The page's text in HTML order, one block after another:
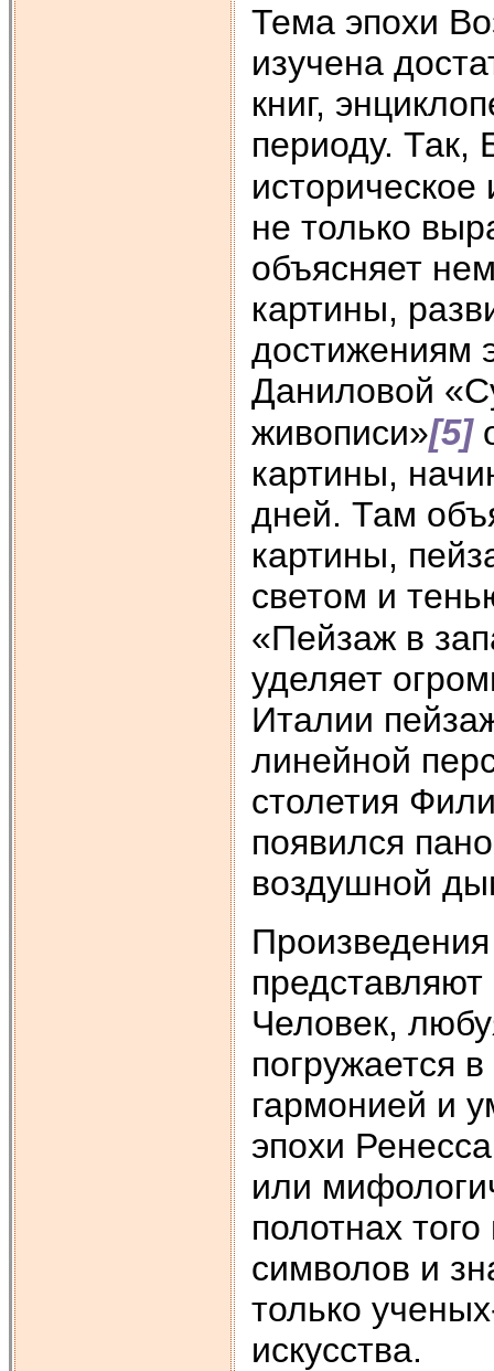
Тема эпохи
изучена
книг,
периоду. Так,
историческое
не только
объясняет
картины,
достижениям
Даниловой
живописи»[5]
картины,
дней. Там
картины,
светом и
«Пейзаж в
уделяет
Италии
линейной
столетия
появился
воздушной
Человек,
погружается
гармонией и
эпохи
или
полотнах
символов и
только
искусства.